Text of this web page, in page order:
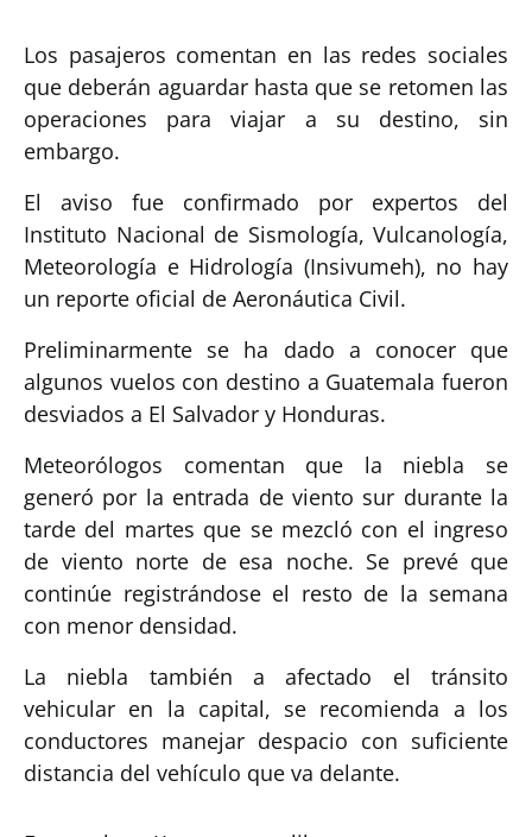
Los pasajeros comentan en las redes sociales
que deberán aguardar hasta que se retomen las
operaciones para viajar a su destino, sin
embargo.
El aviso fue confirmado por expertos del
Instituto Nacional de Sismología, Vulcanología,
Meteorología e Hidrología (Insivumeh), no hay
un reporte oficial de Aeronáutica Civil.
Preliminarmente se ha dado a conocer que
algunos vuelos con destino a Guatemala fueron
desviados a El Salvador y Honduras.
Meteorólogos comentan que la niebla se
generó por la entrada de viento sur durante la
tarde del martes que se mezcló con el ingreso
de viento norte de esa noche. Se prevé que
continúe registrándose el resto de la semana
con menor densidad.
La niebla también a afectado el tránsito
vehicular en la capital, se recomienda a los
conductores manejar despacio con suficiente
distancia del vehículo que va delante.